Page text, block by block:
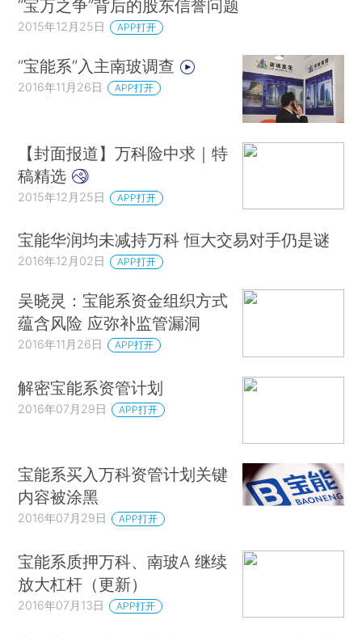
“宝万之争”背后的股东信誉问题
2015年12月25日 APP打开
“宝能系”入主南玻调查
2016年11月26日 APP打开
【封面报道】万科险中求｜特
稿精选
2015年12月25日 APP打开
宝能华润均未减持万科 恒大交易对手仍是谜
2016年12月02日 APP打开
吴晓灵：宝能系资金组织方式
蕴含风险 应弥补监管漏洞
2016年11月26日 APP打开
解密宝能系资管计划
2016年07月29日 APP打开
宝能系买入万科资管计划关键
内容被涂黑
2016年07月29日 APP打开
宝能系质押万科、南玻A 继续
放大杠杆（更新）
2016年07月13日 APP打开